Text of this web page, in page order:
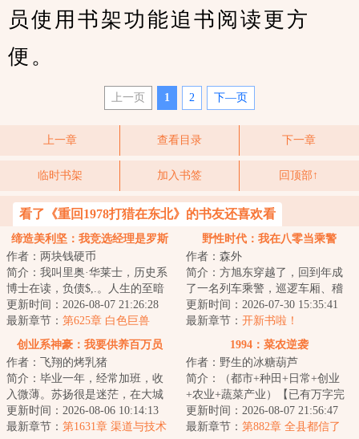
员使用书架功能追书阅读更方
便。
上一页 1 2 下—页
上一章 查看目录 下一章
临时书架 加入书签 回顶部↑
看了《重回1978打猎在东北》的书友还喜欢看
缔造美利坚：我竞选经理是罗斯
福
作者：两块钱硬币
简介：我叫里奥·华莱士，历史系
博士在读，负债$,.。人生的至暗
时刻，我失业了，原因是我在网
上喷了一家...
更新时间：2026-08-07 21:26:28
最新章节： 第625章 白色巨兽
野性时代：我在八零当乘警
作者：森外
简介：方旭东穿越了，回到年成
了一名列车乘警，巡逻车厢、稽
查逃票、处理“盲流”、打击扒窃、
堵截逃犯？...
更新时间：2026-07-30 15:35:41
最新章节： 开新书啦！
创业系神豪：我要供养百万员
工！
作者：飞翔的烤乳猪
简介：毕业一年，经常加班，收
入微薄。苏扬很是迷茫，在大城
市里完全找不到方向。偶尔间，
他获得了大企业...
更新时间：2026-08-06 10:14:13
最新章节： 第1631章 渠道与技术
1994：菜农逆袭
作者：野生的冰糖葫芦
简介：（都市+种田+日常+创业
+农业+蔬菜产业）【已有万字完
本精品作品：开发大西北从种子
开始】岁的菜农...
更新时间：2026-08-07 21:56:47
最新章节： 第882章 全县都信了